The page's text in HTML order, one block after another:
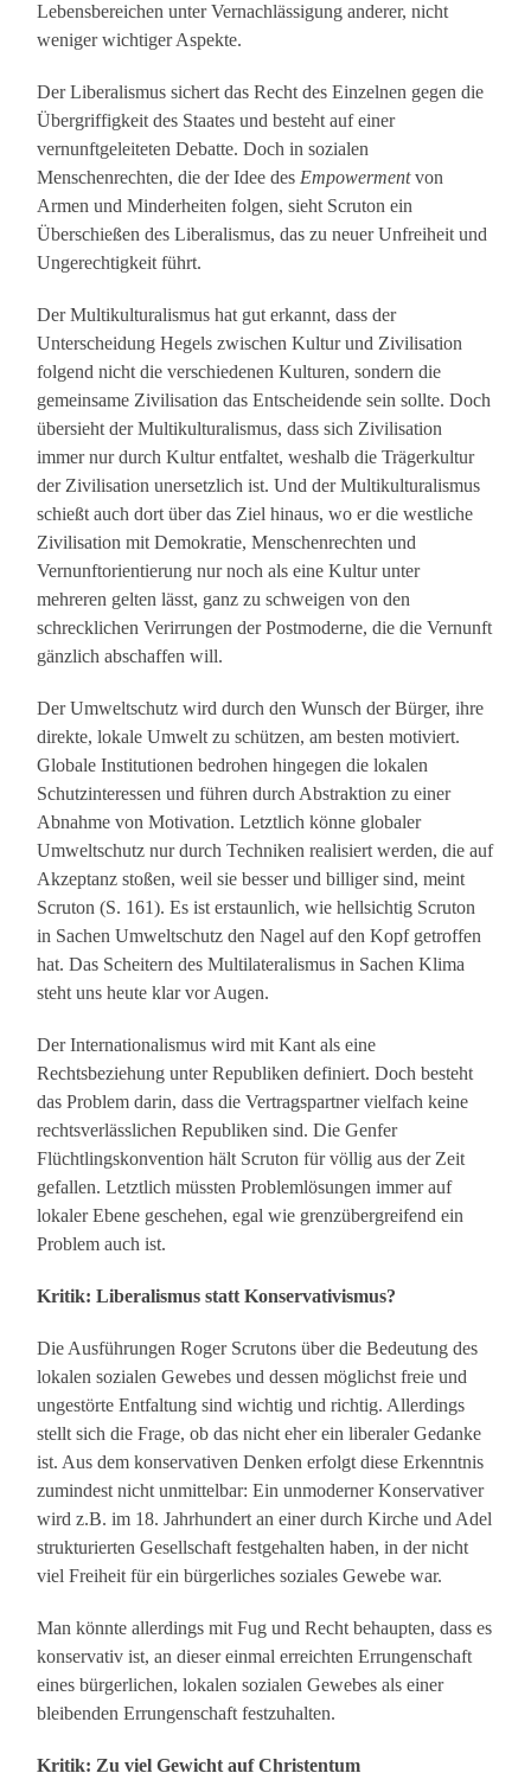
Lebensbereichen unter Vernachlässigung anderer, nicht
weniger wichtiger Aspekte.
Der Liberalismus sichert das Recht des Einzelnen gegen die
Übergriffigkeit des Staates und besteht auf einer
vernunftgeleiteten Debatte. Doch in sozialen
Menschenrechten, die der Idee desEmpowermentvon
Armen und Minderheiten folgen, sieht Scruton ein
Überschießen des Liberalismus, das zu neuer Unfreiheit und
Ungerechtigkeit führt.
Der Multikulturalismus hat gut erkannt, dass der
Unterscheidung Hegels zwischen Kultur und Zivilisation
folgend nicht die verschiedenen Kulturen, sondern die
gemeinsame Zivilisation das Entscheidende sein sollte. Doch
übersieht der Multikulturalismus, dass sich Zivilisation
immer nur durch Kultur entfaltet, weshalb die Trägerkultur
der Zivilisation unersetzlich ist. Und der Multikulturalismus
schießt auch dort über das Ziel hinaus, wo er die westliche
Zivilisation mit Demokratie, Menschenrechten und
Vernunftorientierung nur noch als eine Kultur unter
mehreren gelten lässt, ganz zu schweigen von den
schrecklichen Verirrungen der Postmoderne, die die Vernunft
gänzlich abschaffen will.
Der Umweltschutz wird durch den Wunsch der Bürger, ihre
direkte, lokale Umwelt zu schützen, am besten motiviert.
Globale Institutionen bedrohen hingegen die lokalen
Schutzinteressen und führen durch Abstraktion zu einer
Abnahme von Motivation. Letztlich könne globaler
Umweltschutz nur durch Techniken realisiert werden, die auf
Akzeptanz stoßen, weil sie besser und billiger sind, meint
Scruton (S. 161). Es ist erstaunlich, wie hellsichtig Scruton
in Sachen Umweltschutz den Nagel auf den Kopf getroffen
hat. Das Scheitern des Multilateralismus in Sachen Klima
steht uns heute klar vor Augen.
Der Internationalismus wird mit Kant als eine
Rechtsbeziehung unter Republiken definiert. Doch besteht
das Problem darin, dass die Vertragspartner vielfach keine
rechtsverlässlichen Republiken sind. Die Genfer
Flüchtlingskonvention hält Scruton für völlig aus der Zeit
gefallen. Letztlich müssten Problemlösungen immer auf
lokaler Ebene geschehen, egal wie grenzübergreifend ein
Problem auch ist.
Kritik: Liberalismus statt Konservativismus?
Die Ausführungen Roger Scrutons über die Bedeutung des
lokalen sozialen Gewebes und dessen möglichst freie und
ungestörte Entfaltung sind wichtig und richtig. Allerdings
stellt sich die Frage, ob das nicht eher ein liberaler Gedanke
ist. Aus dem konservativen Denken erfolgt diese Erkenntnis
zumindest nicht unmittelbar: Ein unmoderner Konservativer
wird z.B. im 18. Jahrhundert an einer durch Kirche und Adel
strukturierten Gesellschaft festgehalten haben, in der nicht
viel Freiheit für ein bürgerliches soziales Gewebe war.
Man könnte allerdings mit Fug und Recht behaupten, dass es
konservativ ist, an dieser einmal erreichten Errungenschaft
eines bürgerlichen, lokalen sozialen Gewebes als einer
bleibenden Errungenschaft festzuhalten.
Kritik: Zu viel Gewicht auf Christentum